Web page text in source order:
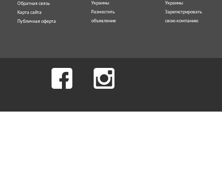
Обратная связь
Карта сайта
Публичная оферта
Украины
Разместить
объявление
Украины
Зарегистрировать
свою компанию